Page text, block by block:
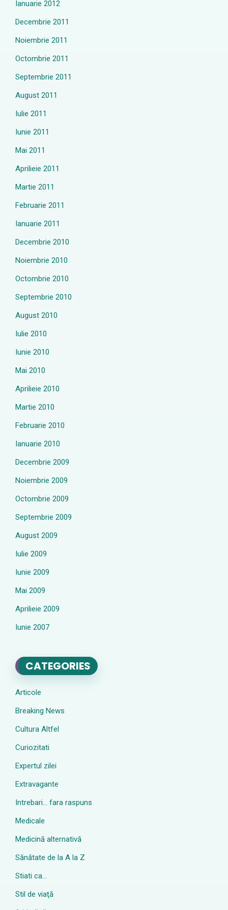
Ianuarie 2012
Decembrie 2011
Noiembrie 2011
Octombrie 2011
Septembrie 2011
August 2011
Iulie 2011
Iunie 2011
Mai 2011
Aprilieie 2011
Martie 2011
Februarie 2011
Ianuarie 2011
Decembrie 2010
Noiembrie 2010
Octombrie 2010
Septembrie 2010
August 2010
Iulie 2010
Iunie 2010
Mai 2010
Aprilieie 2010
Martie 2010
Februarie 2010
Ianuarie 2010
Decembrie 2009
Noiembrie 2009
Octombrie 2009
Septembrie 2009
August 2009
Iulie 2009
Iunie 2009
Mai 2009
Aprilieie 2009
Iunie 2007
CATEGORIES
Articole
Breaking News
Cultura Altfel
Curiozitati
Expertul zilei
Extravagante
Intrebari… fara raspuns
Medicale
Medicină alternativă
Sănătate de la A la Z
Stiati ca…
Stil de viaţă